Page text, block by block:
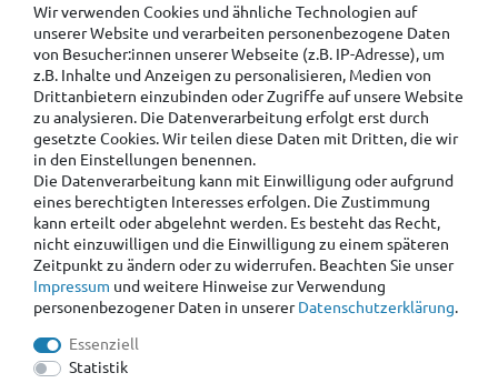
Wir verwenden Cookies und ähnliche Technologien auf
unserer Website und verarbeiten personenbezogene Daten
von Besucher:innen unserer Webseite (z.B. IP-Adresse), um
z.B. Inhalte und Anzeigen zu personalisieren, Medien von
Drittanbietern einzubinden oder Zugriffe auf unsere Website
zu analysieren. Die Datenverarbeitung erfolgt erst durch
gesetzte Cookies. Wir teilen diese Daten mit Dritten, die wir
in den Einstellungen benennen.
Die Datenverarbeitung kann mit Einwilligung oder aufgrund
eines berechtigten Interesses erfolgen. Die Zustimmung
kann erteilt oder abgelehnt werden. Es besteht das Recht,
nicht einzuwilligen und die Einwilligung zu einem späteren
Zeitpunkt zu ändern oder zu widerrufen. Beachten Sie unser
Impressum und weitere Hinweise zur Verwendung
personenbezogener Daten in unsererDaten­schutz­erklärung.
Essenziell
Statistik